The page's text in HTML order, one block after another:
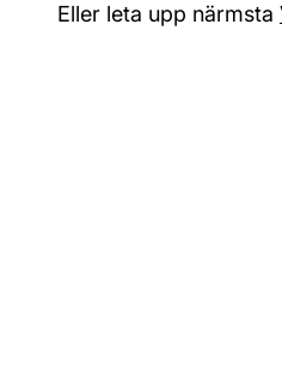
Eller leta upp närmsta